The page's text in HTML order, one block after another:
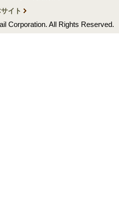
イト
Corporation. All Rights Reserved.